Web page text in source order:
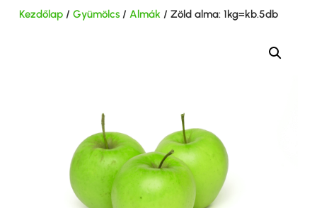
Kezdőlap/ Gyümölcs/ Almák / Zöld alma: 1kg=kb.5db